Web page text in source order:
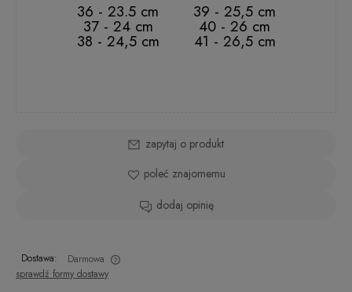
36 - 23.5 cm
37 - 24 cm
38 - 24,5 cm
39 - 25,5 cm
40 - 26 cm
41 - 26,5 cm
zapytaj o produkt
poleć znajomemu
dodaj opinię
Dostawa:
Darmowa
sprawdź formy dostawy